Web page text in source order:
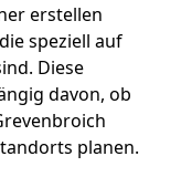
erstellen
speziell auf
Diese
davon, ob
planen.